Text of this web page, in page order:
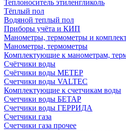
Теплоноситель этиленгликоль
Тёплый пол
Водяной теплый пол
Приборы учёта и КИП
Манометры, термометры и
Манометры, термометры
Комплектующие к манометрам,
Счётчики воды
Счётчики воды МЕТЕР
Счетчики воды VALTEC
Комплектующие к счетчикам воды
Счетчики воды БЕТАР
Счетчики воды ГЕРРИДА
Счетчики газа
Счетчики газа прочее